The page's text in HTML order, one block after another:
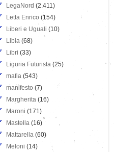
LegaNord (2.411)
Letta Enrico (154)
Liberi e Uguali (10)
Libia (68)
Libri (33)
Liguria Futurista (25)
mafia (543)
manifesto (7)
Margherita (16)
Maroni (171)
Mastella (16)
Mattarella (60)
Meloni (14)